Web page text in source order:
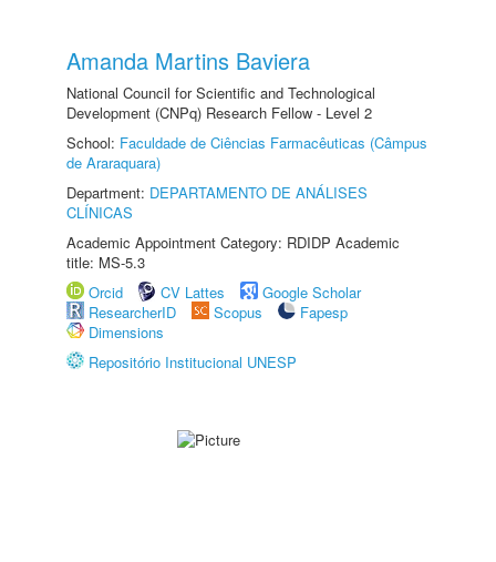
Amanda Martins Baviera
National Council for Scientific and Technological
Development (CNPq) Research Fellow - Level 2
School: Faculdade de Ciências Farmacêuticas (Câmpus
de Araraquara)
Department: DEPARTAMENTO DE ANÁLISES
CLÍNICAS
Academic Appointment Category: RDIDP Academic
title: MS-5.3
Orcid
CV Lattes
Google Scholar
ResearcherID
Scopus
Fapesp
Dimensions
Repositório Institucional UNESP